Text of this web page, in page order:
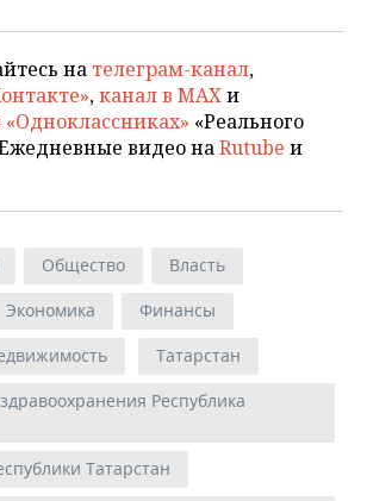
на телеграм-канал,
,канал в MAXи
«Одноклассниках» «Реального
видео наRutube и
Общество
Власть
Экономика
Финансы
Татарстан
Республика
Татарстан